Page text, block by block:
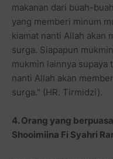
makanan dari buah-
yang memberi minum
kiamat nanti Allah akan
surga. Siapapun
mukmin lainnya supaya
nanti Allah akan
surga." (HR. Tirmidzi).
4. Orang yang
Shooimiina Fi Syahri